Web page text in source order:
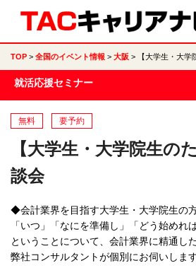
TOP 全国のイベント情報 大阪 【大学生・大
就活応援セミナー
無料 要予約
【大学生・大学院生の
談会
◆会計業界を目指す大学生・大学院生の
「いつ」「なにを準備し」「どう始めれ
ということについて、会計業界に精通し
弊社コンサルタントが個別にお伺いします